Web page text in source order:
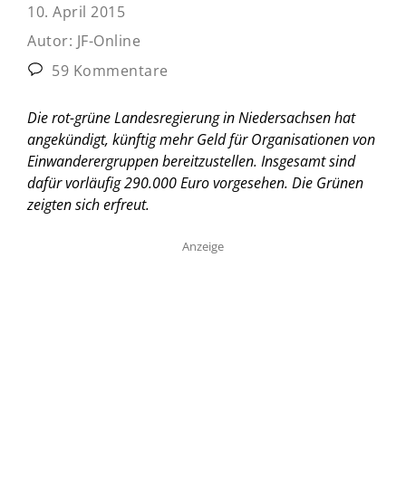
10. April 2015
Autor: JF-Online
59 Kommentare
Die rot-grüne Landesregierung in Niedersachsen hat
angekündigt, künftig mehr Geld für Organisationen von
Einwanderergruppen bereitzustellen. Insgesamt sind
dafür vorläufig 290.000 Euro vorgesehen. Die Grünen
zeigten sich erfreut.
Anzeige